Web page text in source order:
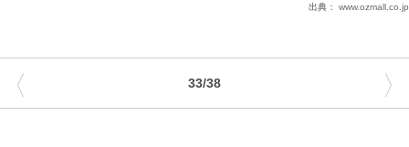
出典： www.ozmall.co.jp
33/38
〈 〉